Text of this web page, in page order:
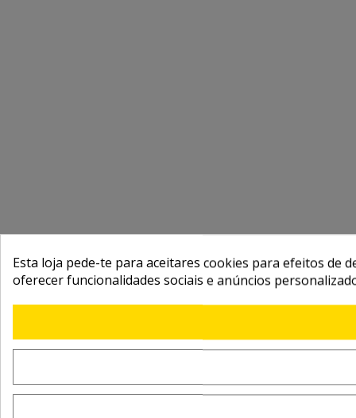
Esta loja pede-te para aceitares cookies para efeitos de
oferecer funcionalidades sociais e anúncios